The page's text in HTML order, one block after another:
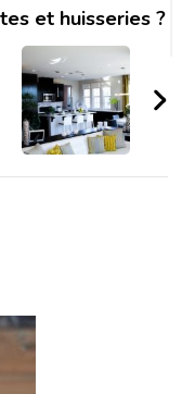
et huisseries ?